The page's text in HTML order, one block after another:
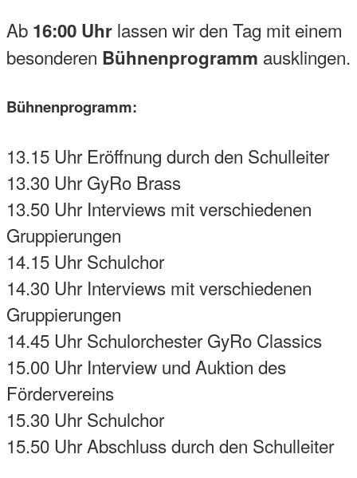
Ab 16:00 Uhr lassen wir den Tag mit einem
besonderen Bühnenprogramm ausklingen.
Bühnenprogramm:
13.15 Uhr Eröffnung durch den Schulleiter
13.30 Uhr GyRo Brass
13.50 Uhr Interviews mit verschiedenen
Gruppierungen
14.15 Uhr Schulchor
14.30 Uhr Interviews mit verschiedenen
Gruppierungen
14.45 Uhr Schulorchester GyRo Classics
15.00 Uhr Interview und Auktion des
Fördervereins
15.30 Uhr Schulchor
15.50 Uhr Abschluss durch den Schulleiter